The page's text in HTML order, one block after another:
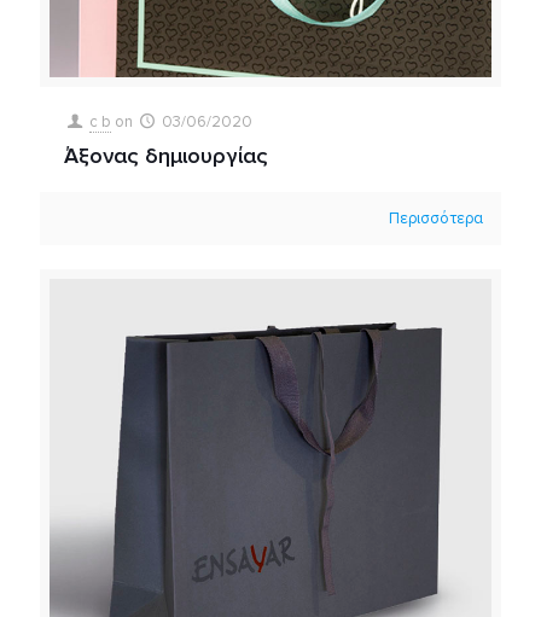
c b on 03/06/2020
Άξονας δημιουργίας
Περισσότερα